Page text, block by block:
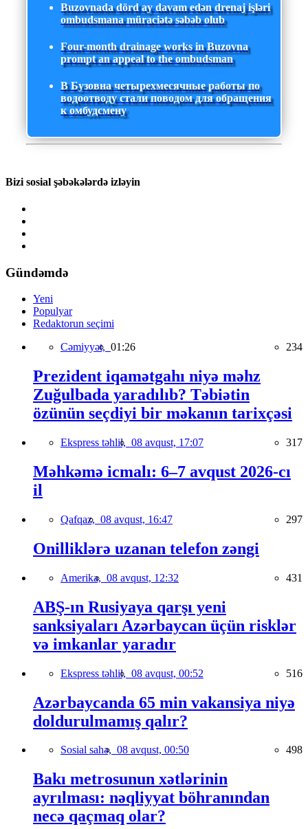
Buzovnada dörd ay davam edən drenaj işləri
ombudsmana müraciətə səbəb olub
Four-month drainage works in Buzovna
prompt an appeal to the ombudsman
В Бузовна четырехмесячные работы по
водоотводу стали поводом для обращения
к омбудсмену
Bizi sosial şəbəkələrdə izləyin
Gündəmdə
Yeni
Populyar
Redaktorun seçimi
Cəmiyyət, 01:26 234
Prezident iqamətgahı niyə məhz
Zuğulbada yaradılıb? Təbiətin
özünün seçdiyi bir məkanın tarixçəsi
Ekspress təhlil, 08 avqust, 17:07 317
Məhkəmə icmalı: 6–7 avqust 2026-cı
il
Qafqaz, 08 avqust, 16:47 297
Onilliklərə uzanan telefon zəngi
Amerika, 08 avqust, 12:32 431
ABŞ-ın Rusiyaya qarşı yeni
sanksiyaları Azərbaycan üçün risklər
və imkanlar yaradır
Ekspress təhlil, 08 avqust, 00:52 516
Azərbaycanda 65 min vakansiya niyə
doldurulmamış qalır?
Sosial sahə, 08 avqust, 00:50 498
Bakı metrosunun xətlərinin
ayrılması: nəqliyyat böhranından
necə qaçmaq olar?